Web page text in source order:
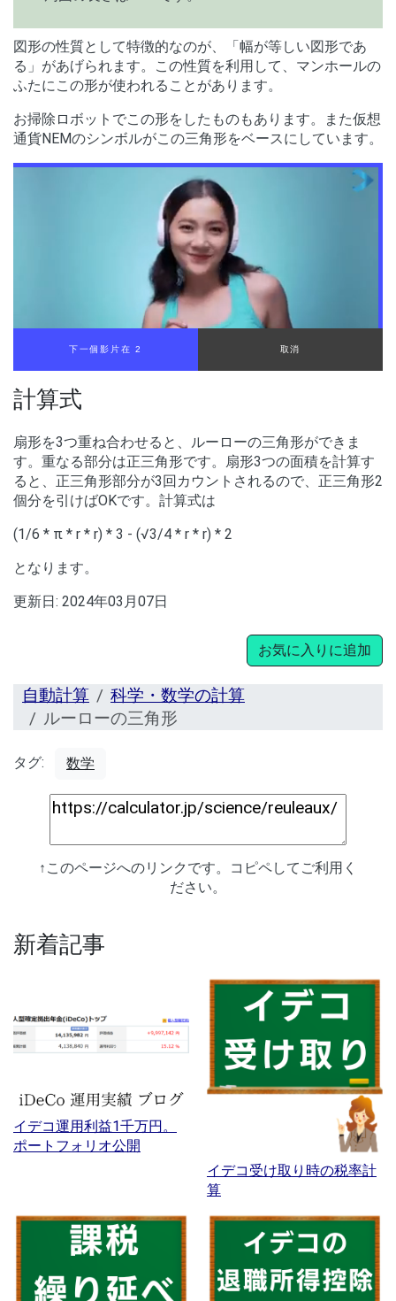
図形の性質として特徴的なのが、「幅が等しい図形であ
る」があげられます。この性質を利用して、マンホールの
ふたにこの形が使われることがあります。
お掃除ロボットでこの形をしたものもあります。また仮想
通貨NEMのシンボルがこの三角形をベースにしています。
下一個影片在 2 取消
計算式
扇形を3つ重ね合わせると、ルーローの三角形ができま
す。重なる部分は正三角形です。扇形3つの面積を計算す
ると、正三角形部分が3回カウントされるので、正三角形2
個分を引けばOKです。計算式は
(1/6 * π * r * r) * 3 - (√3/4 * r * r) * 2
となります。
更新日: 2024年03月07日
お気に入りに追加
自動計算
科学・数学の計算
ルーローの三角形
タグ: 数学
↑このページへのリンクです。コピペしてご利用く
ださい。
新着記事
イデコ運用利益1千万円。
ポートフォリオ公開
イデコ受け取り時の税率計
算